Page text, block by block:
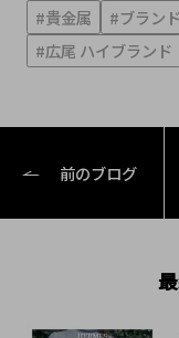
#貴金属 #ブラン
#広尾 ハイブランド
前のブログ